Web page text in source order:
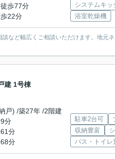
徒歩77分
歩22分
システムキッ
浴室乾燥機
など幅広くご相談いただけます。地元
建 1号棟
戸) /築27年 /2階建
分
61分
68分
駐車2台可
収納豊富
バス・トイレ